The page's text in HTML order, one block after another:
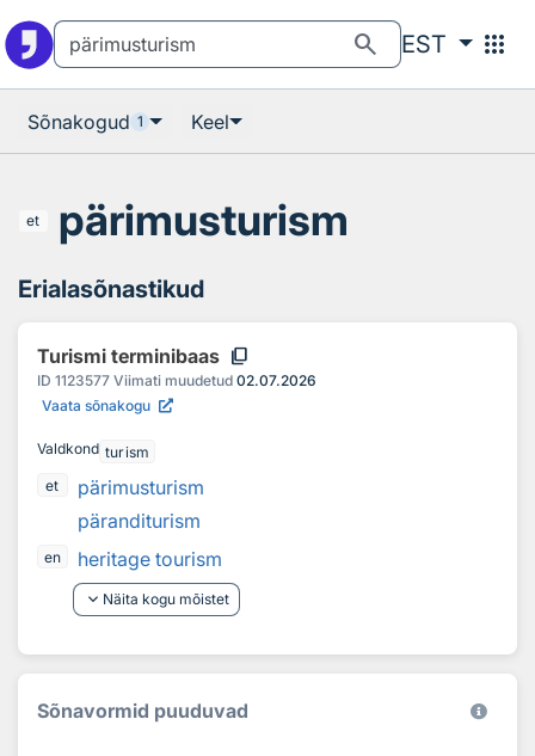
search EST apps
Sõnakogud 1 Keel
et pärimusturism
Erialasõnastikud
Turismi terminibaas content_copy
ID 1123577 Viimati muudetud 02.07.2026
Vaata sõnakogu
Valdkond turism
et
pärimusturism
päranditurism
en
heritage tourism
keyboard_arrow_down Näita kogu mõistet
Sõnavormid puuduvad